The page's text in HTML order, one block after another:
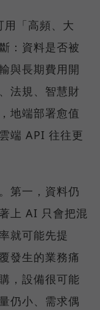
「高頻、大
：資料是否被
與長期費用開
法規、智慧財
地端部署愈值
端 API 往往更
第一，資料仍
上 AI 只會把混
就可能先提
發生的業務痛
，設備很可能
仍小、需求偶